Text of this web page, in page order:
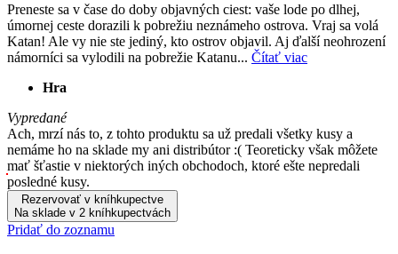
Preneste sa v čase do doby objavných ciest: vaše lode po dlhej,
úmornej ceste dorazili k pobrežiu neznámeho ostrova. Vraj sa volá
Katan! Ale vy nie ste jediný, kto ostrov objavil. Aj ďalší neohrození
námorníci sa vylodili na pobrežie Katanu... Čítať viac
Hra
Vypredané
Ach, mrzí nás to, z tohto produktu sa už predali všetky kusy a
nemáme ho na sklade my ani distribútor :( Teoreticky však môžete
mať šťastie v niektorých iných obchodoch, ktoré ešte nepredali
posledné kusy.
Rezervovať v kníhkupectve
Na sklade v 2 kníhkupectvách
Pridať do zoznamu